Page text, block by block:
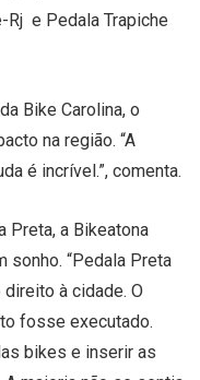
Rj e Pedala Trapiche
Bike Carolina, o
na região. “A
é incrível.”, comenta.
Preta, a Bikeatona
sonho. “Pedala Preta
à cidade. O
fosse executado.
bikes e inserir as